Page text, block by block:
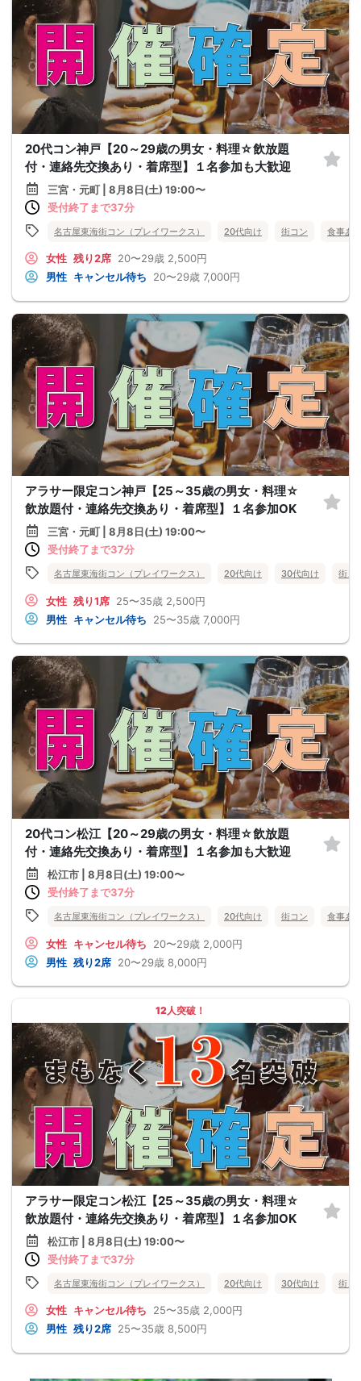
20代コン神戸【20～29歳の男女・料理☆飲放題
付・連絡先交換あり・着席型】１名参加も大歓迎
三宮・元町 | 8月8日(土) 19:00〜
受付終了まで37分
名古屋東海街コン（プレイワークス） 20代向け 街コン 食事あ
女性 残り2席 20〜29歳 2,500円
男性 キャンセル待ち 20〜29歳 7,000円
アラサー限定コン神戸【25～35歳の男女・料理☆
飲放題付・連絡先交換あり・着席型】１名参加OK
三宮・元町 | 8月8日(土) 19:00〜
受付終了まで37分
名古屋東海街コン（プレイワークス） 20代向け 30代向け 街コ
女性 残り1席 25〜35歳 2,500円
男性 キャンセル待ち 25〜35歳 7,000円
20代コン松江【20～29歳の男女・料理☆飲放題
付・連絡先交換あり・着席型】１名参加も大歓迎
松江市 | 8月8日(土) 19:00〜
受付終了まで37分
名古屋東海街コン（プレイワークス） 20代向け 街コン 食事あ
女性 キャンセル待ち 20〜29歳 2,000円
男性 残り2席 20〜29歳 8,000円
12人突破！
アラサー限定コン松江【25～35歳の男女・料理☆
飲放題付・連絡先交換あり・着席型】１名参加OK
松江市 | 8月8日(土) 19:00〜
受付終了まで37分
名古屋東海街コン（プレイワークス） 20代向け 30代向け 街コ
女性 キャンセル待ち 25〜35歳 2,000円
男性 残り2席 25〜35歳 8,500円